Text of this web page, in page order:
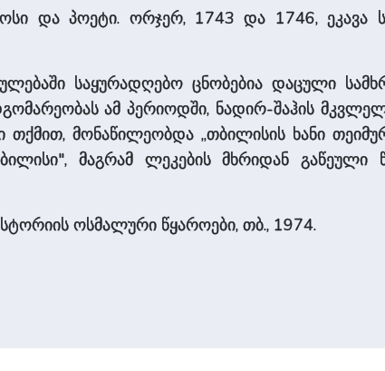
და პოეტი. ორჯერ, 1743 და 1746, ეკავა
საყურადღებო ცნობებია და­ცუ­ლი სამხრ.
ამ პერიოდში, ნადირ-შაჰის
მონა­წილეობდა „თბილისის ხანი
მაგრამ ლეკების მხრიდან გაწეული
ოსმალური წყა­რო­ე­ბი, თბ., 1974.